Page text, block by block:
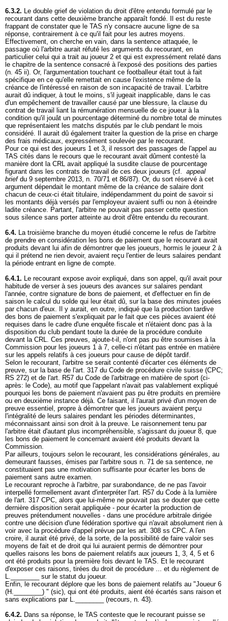
6.3.2. Le double grief de violation du droit d'être entendu formulé par le
recourant dans cette deuxième branche apparaît fondé. Il est du reste
frappant de constater que le TAS n'y consacre aucune ligne de sa
réponse, contrairement à ce qu'il fait pour les autres moyens.
Effectivement, on cherche en vain, dans la sentence attaquée, le
passage où l'arbitre aurait réfuté les arguments du recourant, en
particulier celui qui a trait au joueur 2 et qui est expressément relaté dans
le chapitre de la sentence consacré à l'exposé des positions des parties
(n. 45 ii). Or, l'argumentation touchant ce footballeur était tout à fait
spécifique en ce qu'elle remettait en cause l'existence même de la
créance de l'intéressé en raison de son incapacité de travail. L'arbitre
aurait dû indiquer, à tout le moins, s'il jugeait inapplicable, dans le cas
d'un empêchement de travailler causé par une blessure, la clause du
contrat de travail liant la rémunération mensuelle de ce joueur à la
condition qu'il jouât un pourcentage déterminé du nombre total de minutes
que représentaient les matchs disputés par le club pendant le mois
considéré. Il aurait dû également traiter la question de la prise en charge
des frais médicaux, expressément soulevée par le recourant.
Pour ce qui est des joueurs 1 et 3, il ressort des passages de l'appel au
TAS cités dans le recours que le recourant avait dûment contesté la
manière dont la CRL avait appliqué la susdite clause de pourcentage
figurant dans les contrats de travail de ces deux joueurs (cf. appeal
briefdu 9 septembre 2013, n. 70/71 et 86/87). Or, du sort réservé à cet
argument dépendait le montant même de la créance de salaire dont
chacun de ceux-ci était titulaire, indépendamment du point de savoir si
les montants déjà versés par l'employeur avaient suffi ou non à éteindre
ladite créance. Partant, l'arbitre ne pouvait pas passer cette question
sous silence sans porter atteinte au droit d'être entendu du recourant.
6.4. La troisième branche du moyen étudié concerne le refus de l'arbitre
de prendre en considération les bons de paiement que le recourant avait
produits devant lui afin de démontrer que les joueurs, hormis le joueur 2 à
qui il prétend ne rien devoir, avaient reçu l'entier de leurs salaires pendant
la période entrant en ligne de compte.
6.4.1. Le recourant expose avoir expliqué, dans son appel, qu'il avait pour
habitude de verser à ses joueurs des avances sur salaires pendant
l'année, contre signature de bons de paiement, et d'effectuer en fin de
saison le calcul du solde qui leur était dû, sur la base des minutes jouées
par chacun d'eux. Il y aurait, en outre, indiqué que la production tardive
des bons de paiement s'expliquait par le fait que ces pièces avaient été
requises dans le cadre d'une enquête fiscale et n'étaient donc pas à la
disposition du club pendant toute la durée de la procédure conduite
devant la CRL. Ces preuves, ajoute-t-il, n'ont pas pu être soumises à la
Commission pour les joueurs 1 à 7, celle-ci n'étant pas entrée en matière
sur les appels relatifs à ces joueurs pour cause de dépôt tardif.
Selon le recourant, l'arbitre se serait contenté d'écarter ces éléments de
preuve, sur la base de l'art. 317 du Code de procédure civile suisse (CPC;
RS 272) et de l'art. R57 du Code de l'arbitrage en matière de sport (ci-
après: le Code), au motif que l'appelant n'avait pas valablement expliqué
pourquoi les bons de paiement n'avaient pas pu être produits en première
ou en deuxième instance déjà. Ce faisant, il l'aurait privé d'un moyen de
preuve essentiel, propre à démontrer que les joueurs avaient perçu
l'intégralité de leurs salaires pendant les périodes déterminantes,
méconnaissant ainsi son droit à la preuve. Le raisonnement tenu par
l'arbitre était d'autant plus incompréhensible, s'agissant du joueur 8, que
les bons de paiement le concernant avaient été produits devant la
Commission.
Par ailleurs, toujours selon le recourant, les considérations générales, au
demeurant fausses, émises par l'arbitre sous n. 71 de sa sentence, ne
constituaient pas une motivation suffisante pour écarter les bons de
paiement sans autre examen.
Le recourant reproche à l'arbitre, par surabondance, de ne pas l'avoir
interpellé formellement avant d'interpréter l'art. R57 du Code à la lumière
de l'art. 317 CPC, alors que lui-même ne pouvait pas se douter que cette
dernière disposition serait appliquée - pour écarter la production de
preuves prétendument nouvelles - dans une procédure arbitrale dirigée
contre une décision d'une fédération sportive qui n'avait absolument rien à
voir avec la procédure d'appel prévue par les art. 308 ss CPC. A l'en
croire, il aurait été privé, de la sorte, de la possibilité de faire valoir ses
moyens de fait et de droit qui lui auraient permis de démontrer pour
quelles raisons les bons de paiement relatifs aux joueurs 1, 3, 4, 5 et 6
ont été produits pour la première fois devant le TAS. Et le recourant
d'exposer ces raisons, tirées du droit de procédure ... et du règlement de
L.________ sur le statut du joueur.
Enfin, le recourant déplore que les bons de paiement relatifs au "Joueur 6
(H.________) " (sic), qui ont été produits, aient été écartés sans raison et
sans explications par L.________ (recours, n. 43).
6.4.2. Dans sa réponse, le TAS conteste que le recourant puisse se